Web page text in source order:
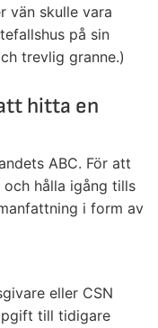
vän skulle vara
på sin
trevlig granne.)
hitta en
ABC. För att
hålla igång tills
i form av
eller CSN
till tidigare